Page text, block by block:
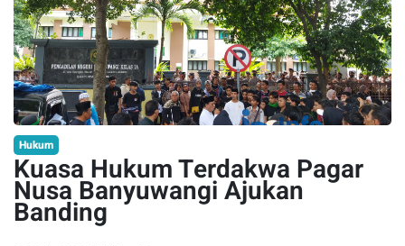
Hukum
Kuasa Hukum Terdakwa Pagar
Nusa Banyuwangi Ajukan
Banding